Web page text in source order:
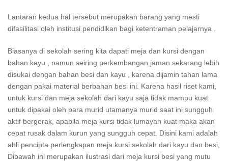
Lantaran kedua hal tersebut merupakan barang yang mesti
difasilitasi oleh institusi pendidikan bagi ketentraman pelajarnya .
Biasanya di sekolah sering kita dapati meja dan kursi dengan
bahan kayu , namun seiring perkembangan jaman sekarang lebih
disukai dengan bahan besi dan kayu , karena dijamin tahan lama
dengan pakai material berbahan besi ini. Karena hasil riset kami,
untuk kursi dan meja sekolah dari kayu saja tidak mampu kuat
untuk dipakai oleh para murid utamanya murid saat ini sungguh
aktif bergerak, apabila meja kursi tidak lumayan kuat maka akan
cepat rusak dalam kurun yang sungguh cepat. Disini kami adalah
ahli pencipta perlengkapan meja kursi sekolah dari kayu dan besi,
Dibawah ini merupakan ilustrasi dari meja kursi besi yang mutu